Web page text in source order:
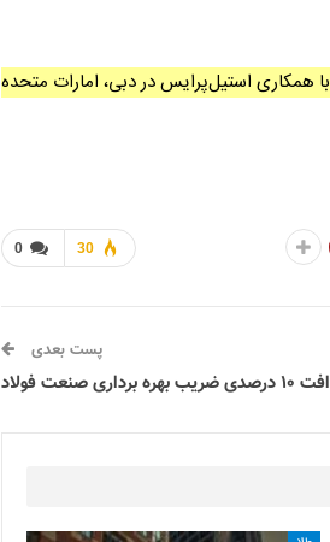
اجلاس جهانی فولاد ۲۰۲۵ (Global Steel Summit 2025) در تاریخ ۱۸ و۱۹ شهریور ماه ۱۴۰۴ با همکاری استیل‌پرایس در دبی، امارات متحده
0 30
پست بعدی
افت ۱۰ درصدی ضریب بهره برداری صنعت فولاد